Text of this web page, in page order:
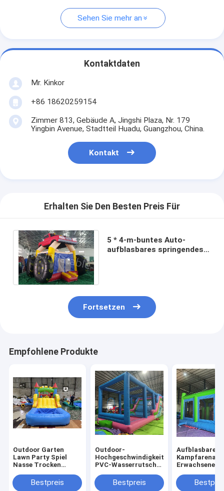
Sehen Sie mehr an
Kontaktdaten
Mr. Kinkor
+86 18620259154
Zimmer 813, Gebäude A, Jingshi Plaza, Nr. 179
Yingbin Avenue, Stadtteil Huadu, Guangzhou, China.
Kontakt
Erhalten Sie Den Besten Preis Für
5 * 4-m-buntes Auto-
aufblasbares springendes
Fortsetzen
Empfohlene Produkte
Outdoor Garten
Lawn Party Spiel
Nasse Trocken
Sprunghaus Combo
Hindernisplatz mit
Bestpreis
Outdoor-
Hochgeschwindigkeits-
PVC-Wasserrutsche
AufblasenBestpreis
Aufblasbare
Kampfarena
Erwachsene
Aufblasbare
Gladiatoren